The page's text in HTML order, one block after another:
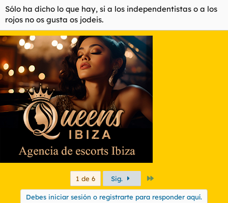
Sólo ha dicho lo que hay, si a los independentistas o a los
rojos no os gusta os jodeis.
1 de 6 Sig.
Debes iniciar sesión o registrarte para responder aquí.